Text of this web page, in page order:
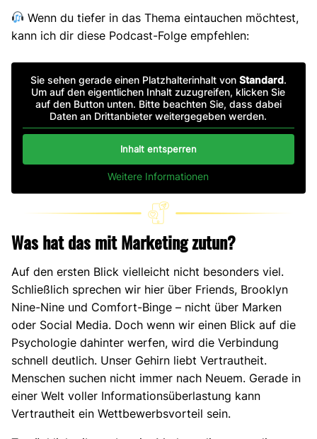
Wenn du tiefer in das Thema eintauchen möchtest,
kann ich dir diese Podcast-Folge empfehlen:
Sie sehen gerade einen Platzhalterinhalt von Standard.
Um auf den eigentlichen Inhalt zuzugreifen, klicken Sie
auf den Button unten. Bitte beachten Sie, dass dabei
Daten an Drittanbieter weitergegeben werden.
Inhalt entsperren
Weitere Informationen
Was hat das mit Marketing zutun?
Auf den ersten Blick vielleicht nicht besonders viel.
Schließlich sprechen wir hier über Friends, Brooklyn
Nine-Nine und Comfort-Binge – nicht über Marken
oder Social Media. Doch wenn wir einen Blick auf die
Psychologie dahinter werfen, wird die Verbindung
schnell deutlich. Unser Gehirn liebt Vertrautheit.
Menschen suchen nicht immer nach Neuem. Gerade in
einer Welt voller Informationsüberlastung kann
Vertrautheit ein Wettbewerbsvorteil sein.